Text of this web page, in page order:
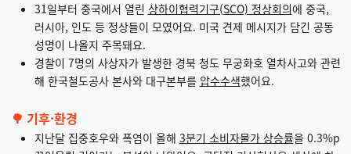
31일부터 중국에서 열린 상하이협력기구(SCO) 정상회의에 중국,
러시아, 인도 등 정상들이 모였어요. 미국 견제 메시지가 담긴 공동
성명이 나올지 주목돼요.
경찰이 7명의 사상자가 발생한 경북 청도 무궁화호 열차사고와 관련
해 한국철도공사 본사와 대구본부를 압수수색했어요.
🌳 기후·환경
지난달 집중호우와 폭염이 올해 3분기 소비자물가 상승률을 0.3%p